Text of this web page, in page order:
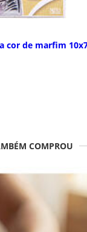
cor de marfim
COMPROU